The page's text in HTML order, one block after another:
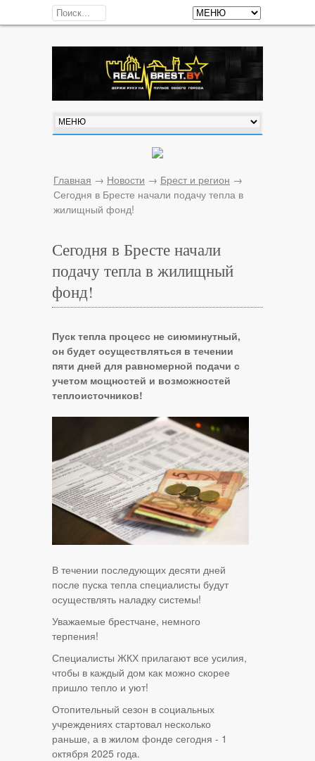
Главная → Новости → Брест и регион →
Сегодня в Бресте начали подачу тепла в
жилищный фонд!
Сегодня в Бресте начали
подачу тепла в жилищный
фонд!
Пуск тепла процесс не сиюминутный,
он будет осуществляться в течении
пяти дней для равномерной подачи с
учетом мощностей и возможностей
теплоисточников!
В течении последующих десяти дней
после пуска тепла специалисты будут
осуществлять наладку системы!
Уважаемые брестчане, немного
терпения!
Специалисты ЖКХ прилагают все усилия,
чтобы в каждый дом как можно скорее
пришло тепло и уют!
Отопительный сезон в социальных
учреждениях стартовал несколько
раньше, а в жилом фонде сегодня - 1
октября 2025 года.